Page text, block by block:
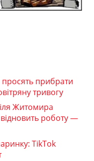
просять прибрати
тривогу
Житомира
відновить роботу —
TikTok